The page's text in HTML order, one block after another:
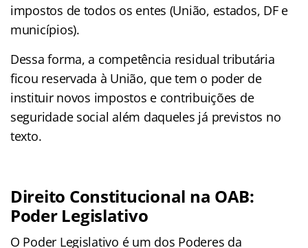
impostos de todos os entes (União, estados, DF e
municípios).
Dessa forma, a competência residual tributária
ficou reservada à União, que tem o poder de
instituir novos impostos e contribuições de
seguridade social além daqueles já previstos no
texto.
Direito Constitucional na OAB:
Poder Legislativo
O Poder Legislativo é um dos Poderes da